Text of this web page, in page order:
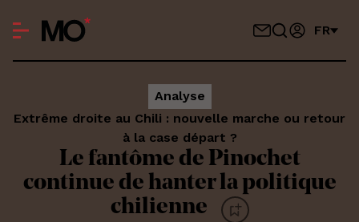
FR
Analyse
Extrême droite au Chili : nouvelle marche ou retour
à la case départ ?
Le fantôme de Pinochet
continue de hanter la politique
chilienne